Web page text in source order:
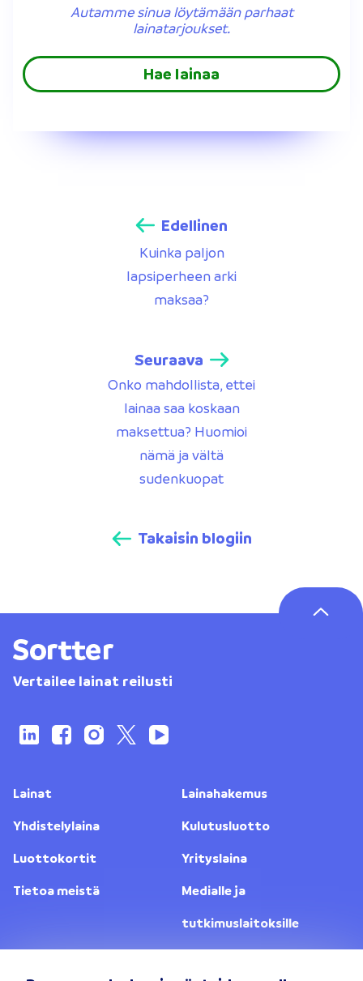
Autamme sinua löytämään parhaat
lainatarjoukset.
Hae lainaa
Edellinen
Kuinka paljon
lapsiperheen arki
maksaa?
Seuraava
Onko mahdollista, ettei
lainaa saa koskaan
maksettua? Huomioi
nämä ja vältä
sudenkuopat
Takaisin blogiin
Vertailee lainat reilusti
Lainat
Lainahakemus
Yhdistelylaina
Kulutusluotto
Luottokortit
Yrityslaina
Tietoa meistä
Medialle ja
tutkimuslaitoksille